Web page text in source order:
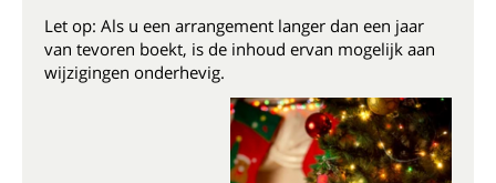
Let op: Als u een arrangement langer dan een jaar
van tevoren boekt, is de inhoud ervan mogelijk aan
wijzigingen onderhevig.